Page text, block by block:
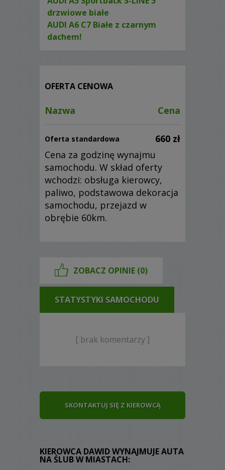
drzwiowe białe
AUDI A6 C7 Białe z czarnym
dachem!
OFERTA CENOWA
Nazwa Cena
Oferta standardowa
660 zł
Cena za godzinę wynajmu
samochodu. W skład oferty
wchodzi: obsługa kierowcy,
paliwo, podstawowa dekoracja
samochodu, przejazd w
obrębie 60km.
ZOBACZ OPINIE (0)
STATYSTYKI SAMOCHODU
[ brak komentarzy ]
SKONTAKTUJ SIĘ Z KIEROWCĄ
KIEROWCA DAWID WYNAJMUJE AUTA
NA ŚLUB W MIASTACH: